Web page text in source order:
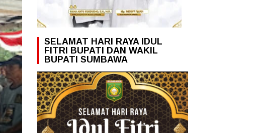
SELAMAT HARI RAYA IDUL
FITRI BUPATI DAN WAKIL
BUPATI SUMBAWA